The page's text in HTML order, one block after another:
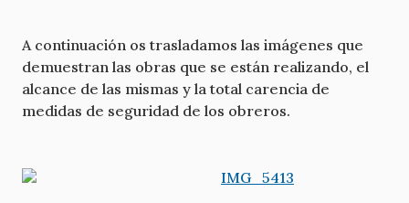
A continuación os trasladamos las imágenes que
demuestran las obras que se están realizando, el
alcance de las mismas y la total carencia de
medidas de seguridad de los obreros.